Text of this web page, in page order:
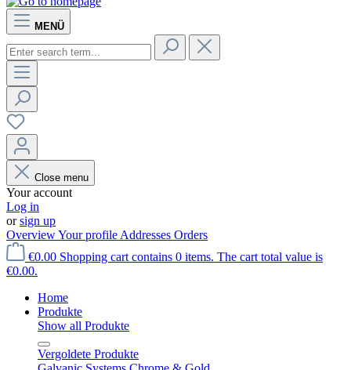
MENÜ
Close menu
Your account
Log in
orsign up
OverviewYour profile Addresses Orders
€0.00 Shopping cart contains 0 items. The cart total value is
€0.00.
Home
Produkte
Show all Produkte
Vergoldete Produkte